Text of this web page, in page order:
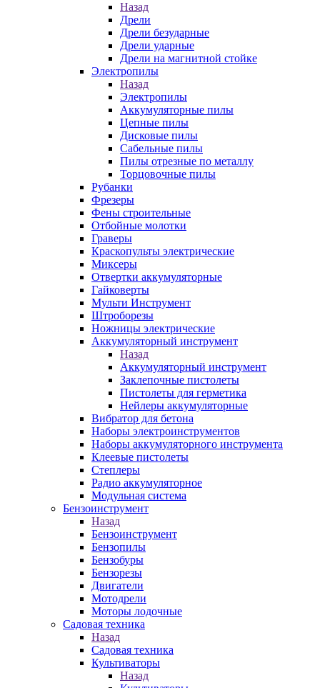
Назад
Дрели
Дрели безударные
Дрели ударные
Дрели на магнитной стойке
Электропилы
Назад
Электропилы
Аккумуляторные пилы
Цепные пилы
Дисковые пилы
Сабельные пилы
Пилы отрезные по металлу
Торцовочные пилы
Рубанки
Фрезеры
Фены строительные
Отбойные молотки
Граверы
Краскопульты электрические
Миксеры
Отвертки аккумуляторные
Гайковерты
Мульти Инструмент
Штроборезы
Ножницы электрические
Аккумуляторный инструмент
Назад
Аккумуляторный инструмент
Заклепочные пистолеты
Пистолеты для герметика
Нейлеры аккумуляторные
Вибратор для бетона
Наборы электроинструментов
Наборы аккумуляторного инструмента
Клеевые пистолеты
Степлеры
Радио аккумуляторное
Модульная система
Бензоинструмент
Назад
Бензоинструмент
Бензопилы
Бензобуры
Бензорезы
Двигатели
Мотодрели
Моторы лодочные
Садовая техника
Назад
Садовая техника
Культиваторы
Назад